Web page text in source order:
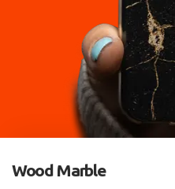
Wood Marble